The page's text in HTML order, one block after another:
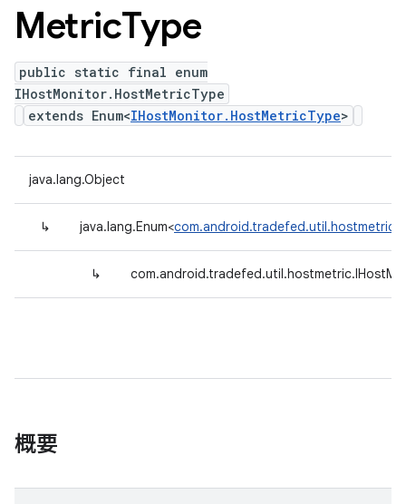
MetricType
public static final enum
IHostMonitor.HostMetricType
extends Enum<IHostMonitor.HostMetricType>
java.lang.Object
↳ java.lang.Enum<
↳
概要